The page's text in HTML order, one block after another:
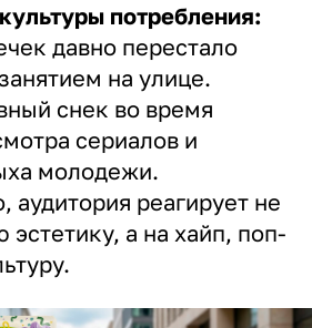
потребления:
давно перестало
на улице.
снек во время
сериалов и
молодежи.
аудитория реагирует не
а на хайп, поп-